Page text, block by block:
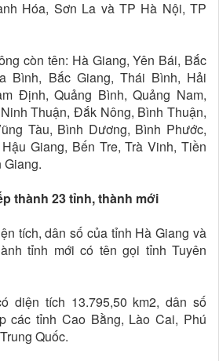
Hóa, Sơn La và TP Hà Nội, TP
còn tên: Hà Giang, Yên Bái, Bắc
Bình, Bắc Giang, Thái Bình, Hải
Định, Quảng Bình, Quảng Nam,
Thuận, Đắk Nông, Bình Thuận,
Tàu, Bình Dương, Bình Phước,
Giang, Bến Tre, Trà Vinh, Tiền
Giang.
thành 23 tỉnh, thành mới
tích, dân số của tỉnh Hà Giang và
tỉnh mới có tên gọi tỉnh Tuyên
diện tích 13.795,50 km2, dân số
các tỉnh Cao Bằng, Lào Cai, Phú
Quốc.